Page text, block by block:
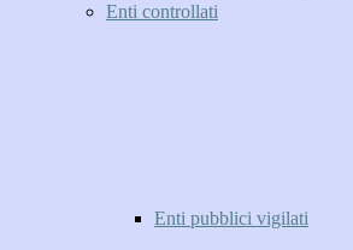
Enti controllati
Enti pubblici vigilati